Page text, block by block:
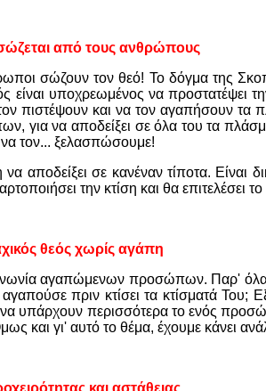
από τους ανθρώπους
σώζουν τον θεό! Το δόγμα της
είναι υποχρεωμένος να προστατέψει
πιστέψουν και να τον αγαπήσουν
για να αποδείξει σε όλα του τα
τον... ξελασπώσουμε!
αποδείξει σε κανέναν τίποτα. Είναι
την κτίση και θα επιτελέσει
θεός χωρίς αγάπη
αγαπώμενων προσώπων. Παρ'
πριν κτίσει τα κτίσματά Του;
να υπάρχουν περισσότερα το ενός
και γι' αυτό το θέμα, έχουμε κάνει
και αστάθειας